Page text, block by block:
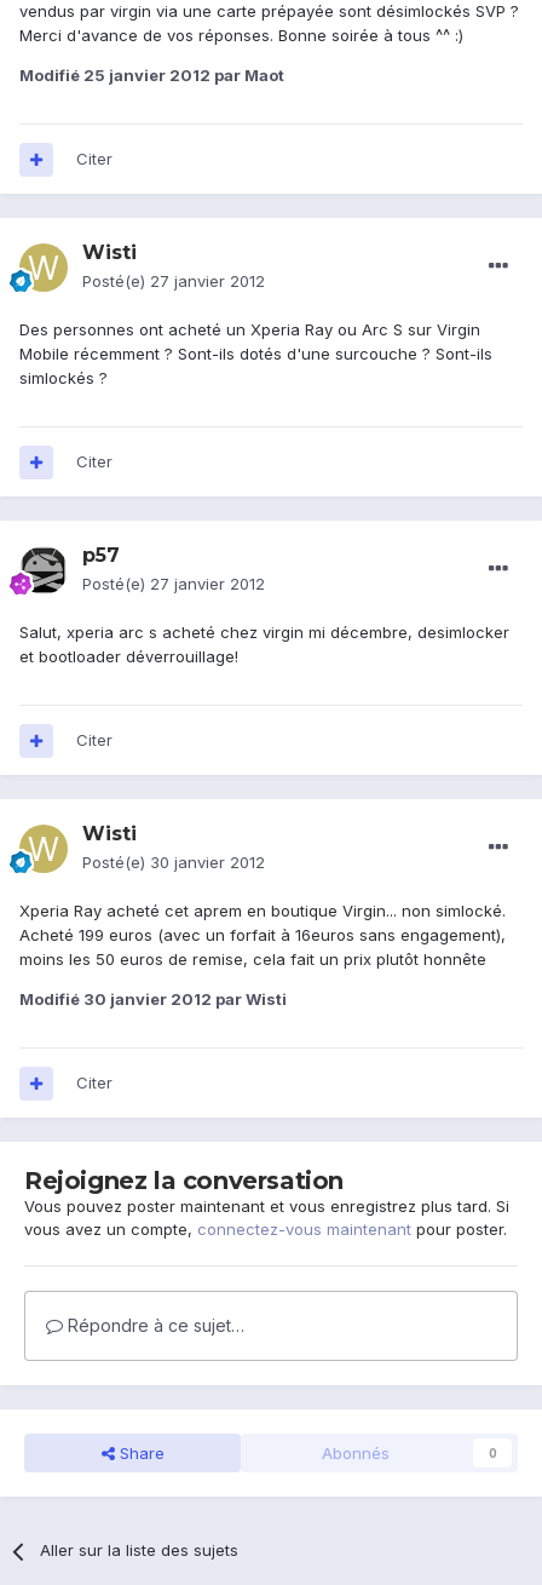
vendus par virgin via une carte prépayée sont désimlockés SVP ?
Merci d'avance de vos réponses. Bonne soirée à tous ^^ :)
Modifié 25 janvier 2012 par Maot
Citer
Wisti
Posté(e) 27 janvier 2012
Des personnes ont acheté un Xperia Ray ou Arc S sur Virgin
Mobile récemment ? Sont-ils dotés d'une surcouche ? Sont-ils
simlockés ?
Citer
p57
Posté(e) 27 janvier 2012
Salut, xperia arc s acheté chez virgin mi décembre, desimlocker
et bootloader déverrouillage!
Citer
Wisti
Posté(e) 30 janvier 2012
Xperia Ray acheté cet aprem en boutique Virgin... non simlocké.
Acheté 199 euros (avec un forfait à 16euros sans engagement),
moins les 50 euros de remise, cela fait un prix plutôt honnête
Modifié 30 janvier 2012 par Wisti
Citer
Rejoignez la conversation
Vous pouvez poster maintenant et vous enregistrez plus tard. Si
vous avez un compte, connectez-vous maintenant pour poster.
Répondre à ce sujet…
Share Abonnés 0
Aller sur la liste des sujets